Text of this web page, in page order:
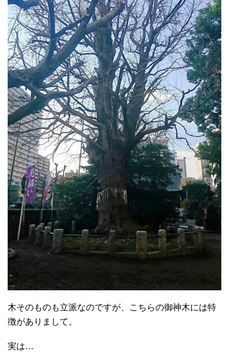
木そのものも立派なのですが、こちらの御神木には特
徴がありまして。
実は…